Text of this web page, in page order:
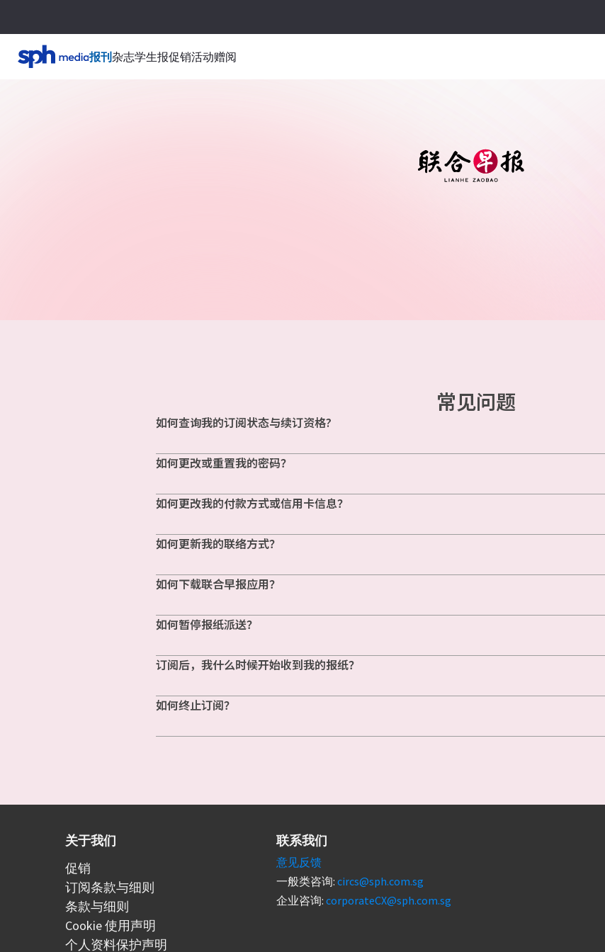
报刊杂志学生报促销活动赠阅
常见问题
如何查询我的订阅状态与续订资格?
如何更改或重置我的密码？
如何更改我的付款方式或信用卡信息？
如何更新我的联络方式？
如何下载联合早报应用？
如何暂停报纸派送？
订阅后，我什么时候开始收到我的报纸？
如何终止订阅？
关于我们
促销
订阅条款与细则
条款与细则
Cookie 使用声明
个人资料保护声明
联系我们
意见反馈
一般类咨询: circs@sph.com.sg
企业咨询: corporateCX@sph.com.sg